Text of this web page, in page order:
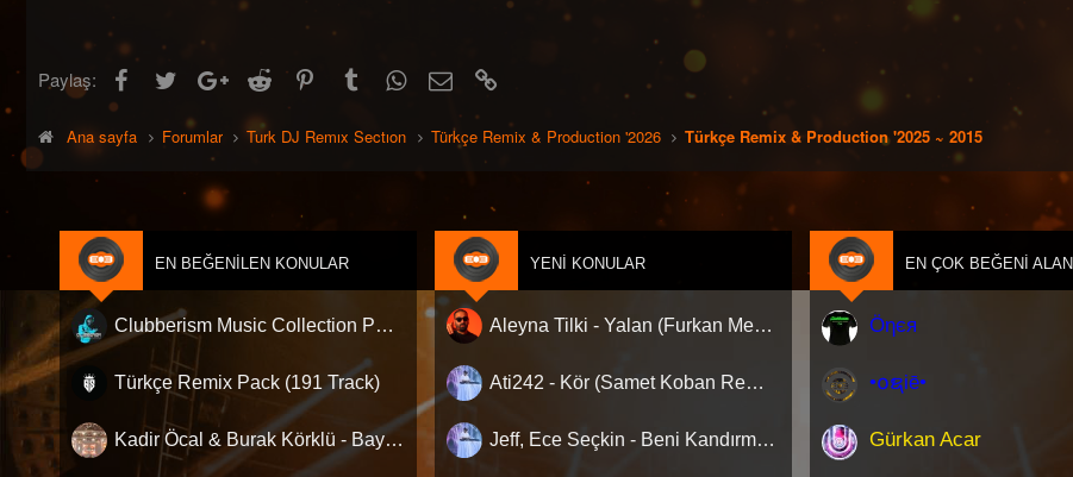
Paylaş: FacebookTwitterGoogle+Reddit PinterestTumblrWhatsApp
E-posta
Ana sayfa Forumlar Turk DJ Remıx Sectıon Türkçe Remix & Production '2026 Türkçe Remix & Production '2025 ~ 2015
EN BEĞENILEN KONULAR
Clubberism Music Collection Pack Vol. 4 | by ʍ͝ʌʀco͜ ʌɴϯσɴio ҇
Türkçe Remix Pack (191 Track)
Kadir Öcal & Burak Körklü - Bayrama Özel Pack
YENI KONULAR
Aleyna Tilki - Yalan (Furkan Mengi & AUŞ Remix)[Extended Version]
Ati242 - Kör (Samet Koban Remix)
Jeff, Ece Seçkin - Beni Kandırmışsın (Samet Koban Remix)
EN ÇOK BEĞENI ALAN
Öηєя
•໐ຊiē•
Gürkan Acar